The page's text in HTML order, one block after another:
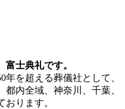
士典礼です。
を超える葬儀社として、
内全域、神奈川、千葉、
ります。